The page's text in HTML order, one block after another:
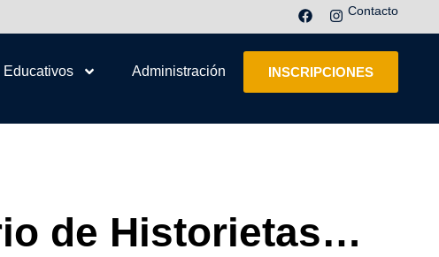
Contacto
Educativos Administración INSCRIPCIONES
de Historietas…